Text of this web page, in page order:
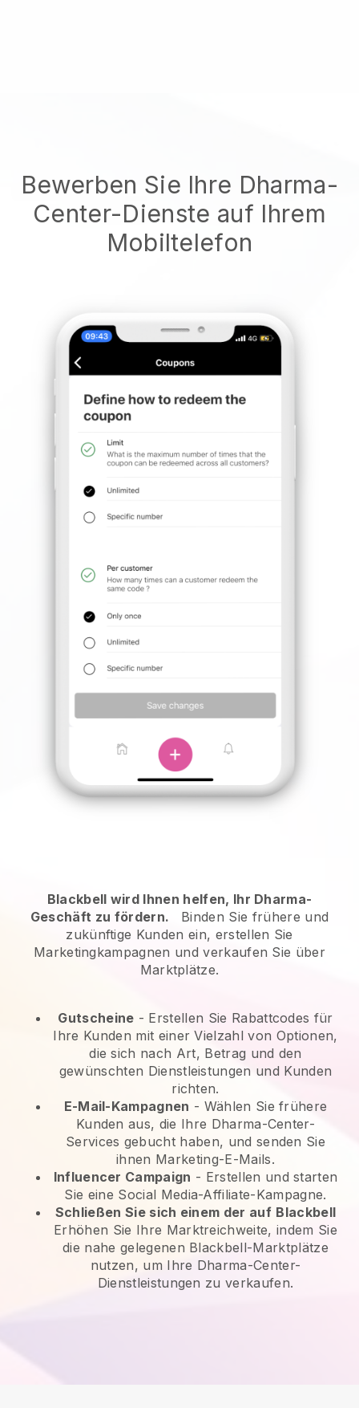
Bewerben Sie Ihre Dharma-
Center-Dienste auf Ihrem
Mobiltelefon
Blackbell wird Ihnen helfen, Ihr Dharma-
Geschäft zu fördern.
Binden Sie frühere und
zukünftige Kunden ein, erstellen Sie
Marketingkampagnen und verkaufen Sie über
Marktplätze.
Gutscheine - Erstellen Sie Rabattcodes für
Ihre Kunden mit einer Vielzahl von Optionen,
die sich nach Art, Betrag und den
gewünschten Dienstleistungen und Kunden
richten.
E-Mail-Kampagnen - Wählen Sie frühere
Kunden aus, die Ihre Dharma-Center-
Services gebucht haben, und senden Sie
ihnen Marketing-E-Mails.
Influencer Campaign - Erstellen und starten
Sie eine Social Media-Affiliate-Kampagne.
Schließen Sie sich einem der auf Blackbell
Erhöhen Sie Ihre Marktreichweite, indem Sie
die nahe gelegenen Blackbell-Marktplätze
nutzen, um Ihre Dharma-Center-
Dienstleistungen zu verkaufen.